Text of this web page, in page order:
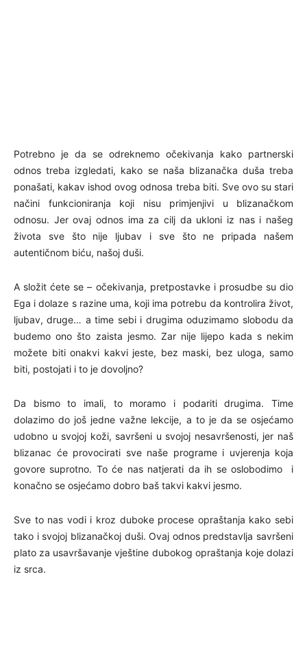
Potrebno je da se odreknemo očekivanja kako partnerski
odnos treba izgledati, kako se naša blizanačka duša treba
ponašati, kakav ishod ovog odnosa treba biti. Sve ovo su stari
načini funkcioniranja koji nisu primjenjivi u blizanačkom
odnosu. Jer ovaj odnos ima za cilj da ukloni iz nas i našeg
života sve što nije ljubav i sve što ne pripada našem
autentičnom biću, našoj duši.
A složit ćete se – očekivanja, pretpostavke i prosudbe su dio
Ega i dolaze s razine uma, koji ima potrebu da kontrolira život,
ljubav, druge… a time sebi i drugima oduzimamo slobodu da
budemo ono što zaista jesmo. Zar nije lijepo kada s nekim
možete biti onakvi kakvi jeste, bez maski, bez uloga, samo
biti, postojati i to je dovoljno?
Da bismo to imali, to moramo i podariti drugima. Time
dolazimo do još jedne važne lekcije, a to je da se osjećamo
udobno u svojoj koži, savršeni u svojoj nesavršenosti, jer naš
blizanac će provocirati sve naše programe i uvjerenja koja
govore suprotno. To će nas natjerati da ih se oslobodimo i
konačno se osjećamo dobro baš takvi kakvi jesmo.
Sve to nas vodi i kroz duboke procese opraštanja kako sebi
tako i svojoj blizanačkoj duši. Ovaj odnos predstavlja savršeni
plato za usavršavanje vještine dubokog opraštanja koje dolazi
iz srca.